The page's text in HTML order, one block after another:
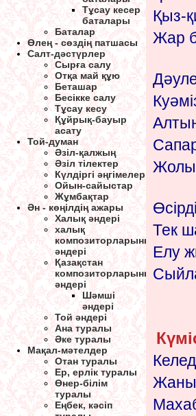
Тұсау кесер
баталары
Баталар
Өлең - сөздің патшасы
Салт-дәстүрлер
Сырға салу
Отқа май құю
Беташар
Бесікке салу
Тұсау кесу
Құйрық-бауыр
асату
Той-думан
Әзіл-қалжың
Әзіл тілектер
Күлдіргі әңгімелер
Ойын-сайыстар
Жұмбақтар
Ән - көңілдің ажары
Халық әндері
халық
композиторларының
әндері
Қазақстан
композиторларының
әндері
Шәмші
әндері
Той әндері
Ана туралы
Әке туралы
Мақал-мәтелдер
Отан туралы
Ер, ерлік туралы
Өнер-білім
туралы
Еңбек, кәсіп
Қыз-
Жар
Тек
Елу